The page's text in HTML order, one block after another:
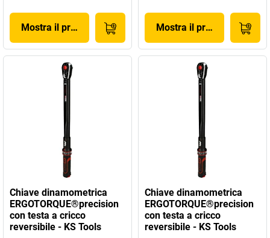
Mostra il prodotto Mostra il prodotto
Chiave dinamometrica
ERGOTORQUE®precision
con testa a cricco
reversibile - KS Tools
Chiave dinamometrica
ERGOTORQUE®precision
con testa a cricco
reversibile - KS Tools